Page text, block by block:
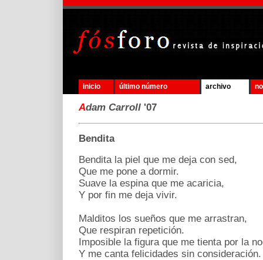
inicio último número archivo
Adam Carroll '07
Bendita
Bendita la piel que me deja con sed,
Que me pone a dormir.
Suave la espina que me acaricia,
Y por fin me deja vivir.
Malditos los sueños que me arrastran,
Que respiran repetición.
Imposible la figura que me tienta por la
Y me canta felicidades sin consideración.